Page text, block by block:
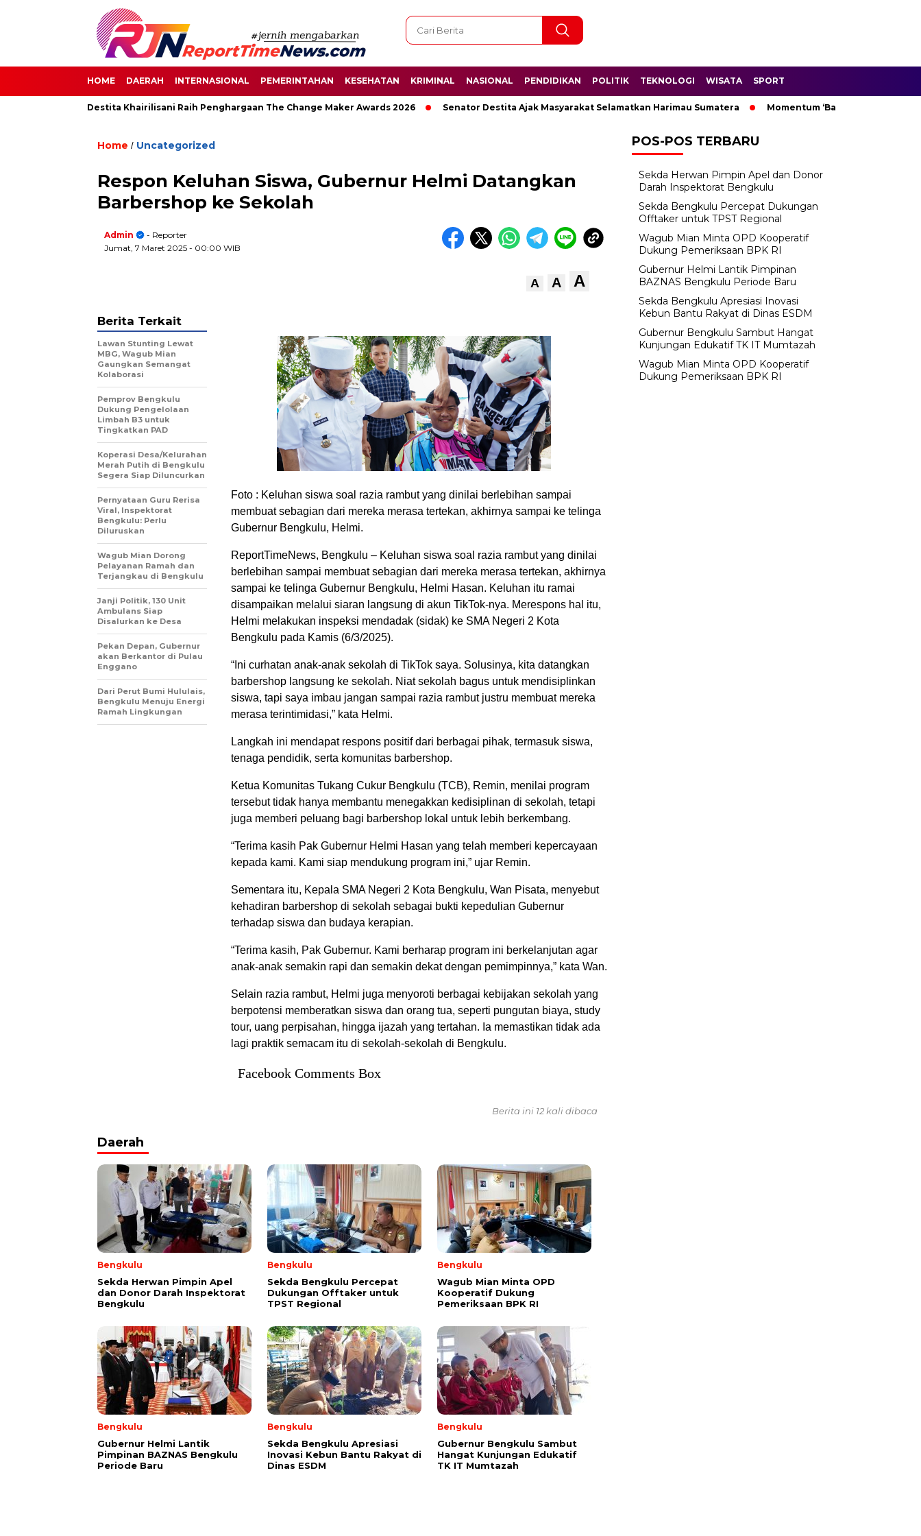
HOME DAERAH INTERNASIONAL PEMERINTAHAN KESEHATAN KRIMINAL NASIONAL PENDIDIKAN POLITIK TEKNOLOGI WISATA SPORT
di Senayan, Destita Khairilisani Raih Penghargaan The Change Maker Awards 2026 Senator Destita Ajak Masyarakat Selamatkan Harimau Sumatera Momentum ‘Bantu Rakyat’: Wagub
Home / Uncategorized
Respon Keluhan Siswa, Gubernur Helmi Datangkan
Barbershop ke Sekolah
Admin
- Reporter
Jumat, 7 Maret 2025 - 00:00 WIB
A A A
Foto : Keluhan siswa soal razia rambut yang dinilai berlebihan sampai
membuat sebagian dari mereka merasa tertekan, akhirnya sampai ke telinga
Gubernur Bengkulu, Helmi.
ReportTimeNews, Bengkulu – Keluhan siswa soal razia rambut yang dinilai
berlebihan sampai membuat sebagian dari mereka merasa tertekan, akhirnya
sampai ke telinga Gubernur Bengkulu, Helmi Hasan. Keluhan itu ramai
disampaikan melalui siaran langsung di akun TikTok-nya. Merespons hal itu,
Helmi melakukan inspeksi mendadak (sidak) ke SMA Negeri 2 Kota
Bengkulu pada Kamis (6/3/2025).
“Ini curhatan anak-anak sekolah di TikTok saya. Solusinya, kita datangkan
barbershop langsung ke sekolah. Niat sekolah bagus untuk mendisiplinkan
siswa, tapi saya imbau jangan sampai razia rambut justru membuat mereka
merasa terintimidasi,” kata Helmi.
Langkah ini mendapat respons positif dari berbagai pihak, termasuk siswa,
tenaga pendidik, serta komunitas barbershop.
Ketua Komunitas Tukang Cukur Bengkulu (TCB), Remin, menilai program
tersebut tidak hanya membantu menegakkan kedisiplinan di sekolah, tetapi
juga memberi peluang bagi barbershop lokal untuk lebih berkembang.
“Terima kasih Pak Gubernur Helmi Hasan yang telah memberi kepercayaan
kepada kami. Kami siap mendukung program ini,” ujar Remin.
Sementara itu, Kepala SMA Negeri 2 Kota Bengkulu, Wan Pisata, menyebut
kehadiran barbershop di sekolah sebagai bukti kepedulian Gubernur
terhadap siswa dan budaya kerapian.
“Terima kasih, Pak Gubernur. Kami berharap program ini berkelanjutan agar
anak-anak semakin rapi dan semakin dekat dengan pemimpinnya,” kata Wan.
Selain razia rambut, Helmi juga menyoroti berbagai kebijakan sekolah yang
berpotensi memberatkan siswa dan orang tua, seperti pungutan biaya, study
tour, uang perpisahan, hingga ijazah yang tertahan. Ia memastikan tidak ada
lagi praktik semacam itu di sekolah-sekolah di Bengkulu.
Facebook Comments Box
Berita Terkait
Lawan Stunting Lewat
MBG, Wagub Mian
Gaungkan Semangat
Kolaborasi
Pemprov Bengkulu
Dukung Pengelolaan
Limbah B3 untuk
Tingkatkan PAD
Koperasi Desa/Kelurahan
Merah Putih di Bengkulu
Segera Siap Diluncurkan
Pernyataan Guru Rerisa
Viral, Inspektorat
Bengkulu: Perlu
Diluruskan
Wagub Mian Dorong
Pelayanan Ramah dan
Terjangkau di Bengkulu
Janji Politik, 130 Unit
Ambulans Siap
Disalurkan ke Desa
Pekan Depan, Gubernur
akan Berkantor di Pulau
Enggano
Dari Perut Bumi Hululais,
Bengkulu Menuju Energi
Ramah Lingkungan
Berita ini 12 kali dibaca
Daerah
Bengkulu
Sekda Herwan Pimpin Apel
dan Donor Darah Inspektorat
Bengkulu
Bengkulu
Sekda Bengkulu Percepat
Dukungan Offtaker untuk
TPST Regional
Bengkulu
Wagub Mian Minta OPD
Kooperatif Dukung
Pemeriksaan BPK RI
Bengkulu
Gubernur Helmi Lantik
Pimpinan BAZNAS Bengkulu
Periode Baru
Bengkulu
Sekda Bengkulu Apresiasi
Inovasi Kebun Bantu Rakyat di
Dinas ESDM
Bengkulu
Gubernur Bengkulu Sambut
Hangat Kunjungan Edukatif
TK IT Mumtazah
POS-POS TERBARU
Sekda Herwan Pimpin Apel dan Donor
Darah Inspektorat Bengkulu
Sekda Bengkulu Percepat Dukungan
Offtaker untuk TPST Regional
Wagub Mian Minta OPD Kooperatif
Dukung Pemeriksaan BPK RI
Gubernur Helmi Lantik Pimpinan
BAZNAS Bengkulu Periode Baru
Sekda Bengkulu Apresiasi Inovasi
Kebun Bantu Rakyat di Dinas ESDM
Gubernur Bengkulu Sambut Hangat
Kunjungan Edukatif TK IT Mumtazah
Wagub Mian Minta OPD Kooperatif
Dukung Pemeriksaan BPK RI